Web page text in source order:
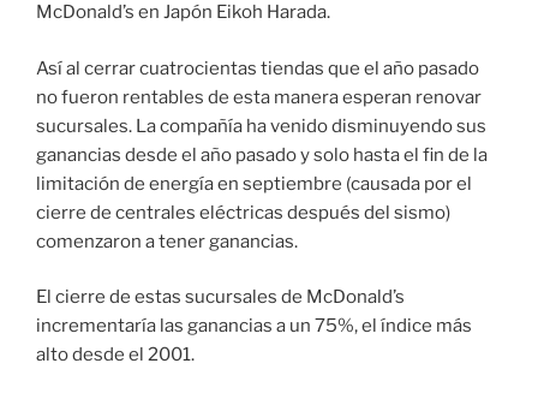
McDonald’s en Japón Eikoh Harada.
Así al cerrar cuatrocientas tiendas que el año pasado
no fueron rentables de esta manera esperan renovar
sucursales. La compañía ha venido disminuyendo sus
ganancias desde el año pasado y solo hasta el fin de la
limitación de energía en septiembre (causada por el
cierre de centrales eléctricas después del sismo)
comenzaron a tener ganancias.
El cierre de estas sucursales de McDonald’s
incrementaría las ganancias a un 75%, el índice más
alto desde el 2001.